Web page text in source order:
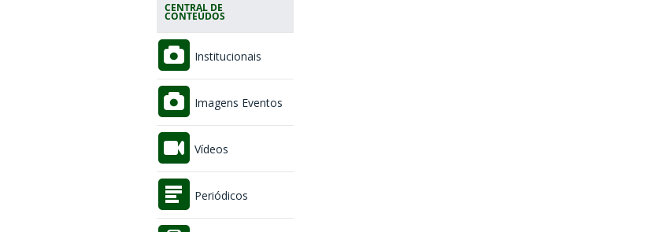
CENTRAL DE
CONTEÚDOS
Institucionais
Imagens Eventos
Vídeos
Periódicos